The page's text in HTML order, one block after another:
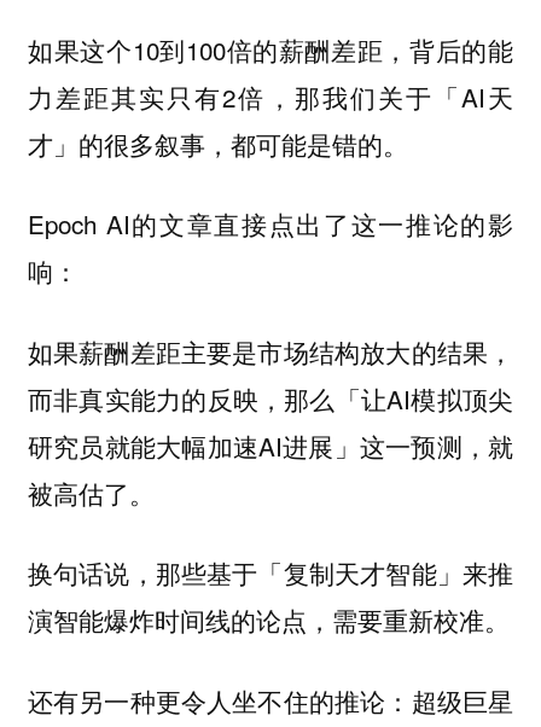
如果这个10到100倍的薪酬差距，背后的能
力差距其实只有2倍，那我们关于「AI天
才」的很多叙事，都可能是错的。
Epoch AI的文章直接点出了这一推论的影
响：
如果薪酬差距主要是市场结构放大的结果，
而非真实能力的反映，那么「让AI模拟顶尖
研究员就能大幅加速AI进展」这一预测，就
被高估了。
换句话说，那些基于「复制天才智能」来推
演智能爆炸时间线的论点，需要重新校准。
还有另一种更令人坐不住的推论：超级巨星